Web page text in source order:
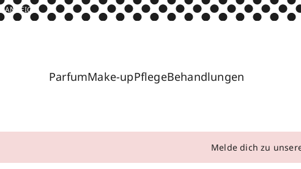
ANZEIGE
ParfumMake-upPflegeBehandlungen
Melde dich zu